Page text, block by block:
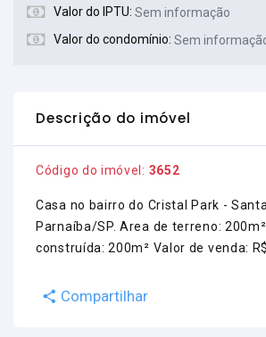
Valor do IPTU: Sem informação
Valor do condomínio: Sem
Descrição do imóvel
Código do imóvel: 3652
Casa no bairro do Cristal Park -
Parnaíba/SP. Area de terreno:
construída: 200m² Valor de venda:
Compartilhar